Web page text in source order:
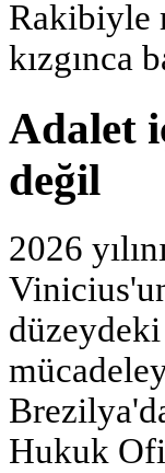
Rakibiyle
kızgınca
Adalet
değil
2026
Hukuk